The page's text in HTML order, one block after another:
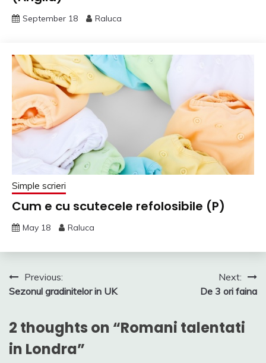
September 18 Raluca
Simple scrieri
Cum e cu scutecele refolosibile (P)
May 18 Raluca
Post
navigation
Previous:
Sezonul gradinitelor in UK
Next:
De 3 ori faina
2 thoughts on “Romani talentati
in Londra”